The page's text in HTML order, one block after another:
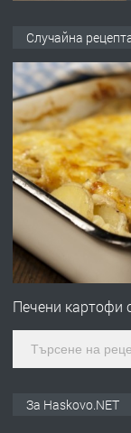
ПРЕДЛАГА
ПРЕДЛАГА
Случайна
Печени картофи
За Haskovo.NET